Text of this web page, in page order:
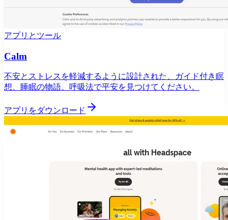
アプリとツール
Calm
不安とストレスを軽減するように設計された、ガイド付き瞑
想、睡眠の物語、呼吸法で平安を見つけてください。
アプリをダウンロード